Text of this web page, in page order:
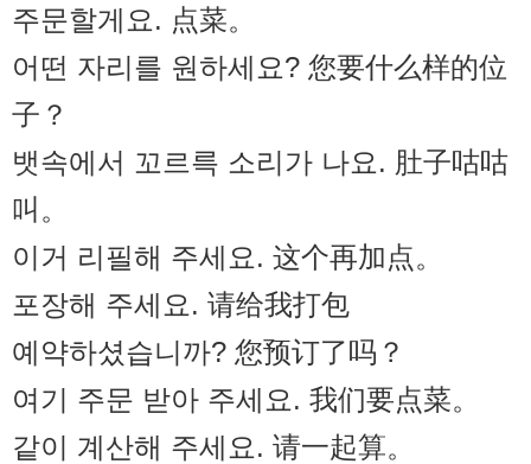
주문할게요. 点菜。
어떤 자리를 원하세요? 您要什么样的位
子？
뱃속에서 꼬르륵 소리가 나요. 肚子咕咕
叫。
이거 리필해 주세요. 这个再加点。
포장해 주세요. 请给我打包
예약하셨습니까? 您预订了吗？
여기 주문 받아 주세요. 我们要点菜。
같이 계산해 주세요. 请一起算。